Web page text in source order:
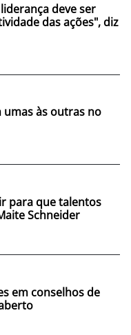
deve ser
das ações", diz
umas às outras no
para que talentos
Schneider
em conselhos de